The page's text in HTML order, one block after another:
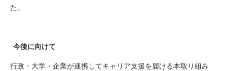
た。
今後に向けて
行政・大学・企業が連携してキャリア支援を届ける本取り組み